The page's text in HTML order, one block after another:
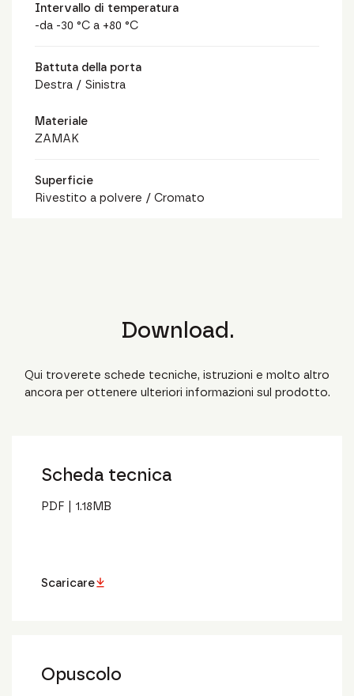
Intervallo di temperatura
-da -30 °C a +80 °C
Battuta della porta
Destra / Sinistra
Materiale
ZAMAK
Superficie
Rivestito a polvere / Cromato
Download.
Qui troverete schede tecniche, istruzioni e molto altro
ancora per ottenere ulteriori informazioni sul prodotto.
Scheda tecnica
PDF 1.18MB
Scaricare
Opuscolo